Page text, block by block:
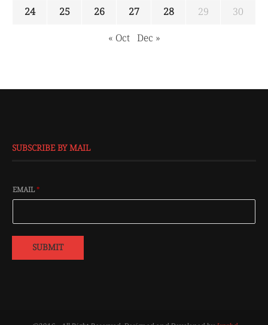
24
25 26 27 28 29
30
« Oct Dec »
SUBSCRIBE BY MAIL
EMAIL*
SUBMIT